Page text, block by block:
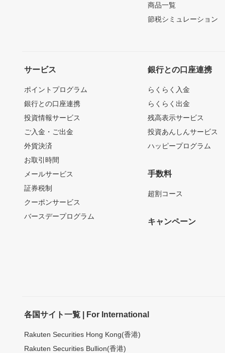
商品一覧
節税シミュレーション
サービス
ポイントプログラム
銀行との口座連携
投資情報サービス
ご入金・ご出金
外貨決済
お取引時間
メールサービス
証券税制
クーポンサービス
バースデープログラム
銀行との口座連携
らくらく入金
らくらく出金
残高表示サービス
投資あんしんサービス
ハッピープログラム
手数料
超割コース
キャンペーン
各国サイト一覧 | For International
Rakuten Securities Hong Kong(香港)
Rakuten Securities Bullion(香港)